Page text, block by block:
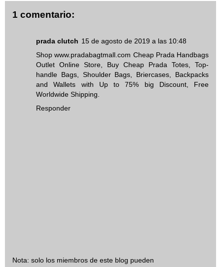
1 comentario:
prada clutch 15 de agosto de 2019 a las 10:48
Shop www.pradabagtmall.com Cheap Prada Handbags
Outlet Online Store, Buy Cheap Prada Totes, Top-
handle Bags, Shoulder Bags, Briercases, Backpacks
and Wallets with Up to 75% big Discount, Free
Worldwide Shipping.
Responder
Nota: solo los miembros de este blog pueden